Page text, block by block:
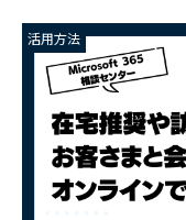
活用方法